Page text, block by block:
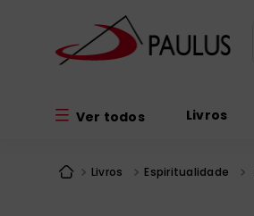
Ver todos Livros
Livros Espiritualidade